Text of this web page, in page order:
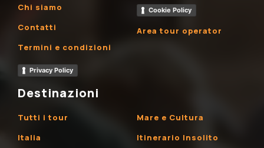
Chi siamo
Contatti
Termini e condizioni
Privacy Policy
Cookie Policy
Area tour operator
Destinazioni
Tutti i tour
Italia
Mare e Cultura
Itinerario Insolito